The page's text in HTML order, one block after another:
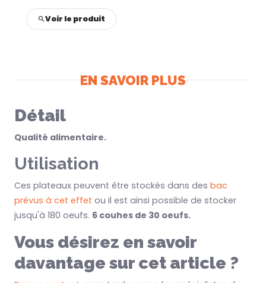
Voir le produit
EN SAVOIR PLUS
Détail
Qualité alimentaire.
Utilisation
Ces plateaux peuvent être stockés dans des bac
prévus à cet effet ou il est ainsi possible de stocker
jusqu'à 180 oeufs. 6 couhes de 30 oeufs.
Vous désirez en savoir
davantage sur cet article ?